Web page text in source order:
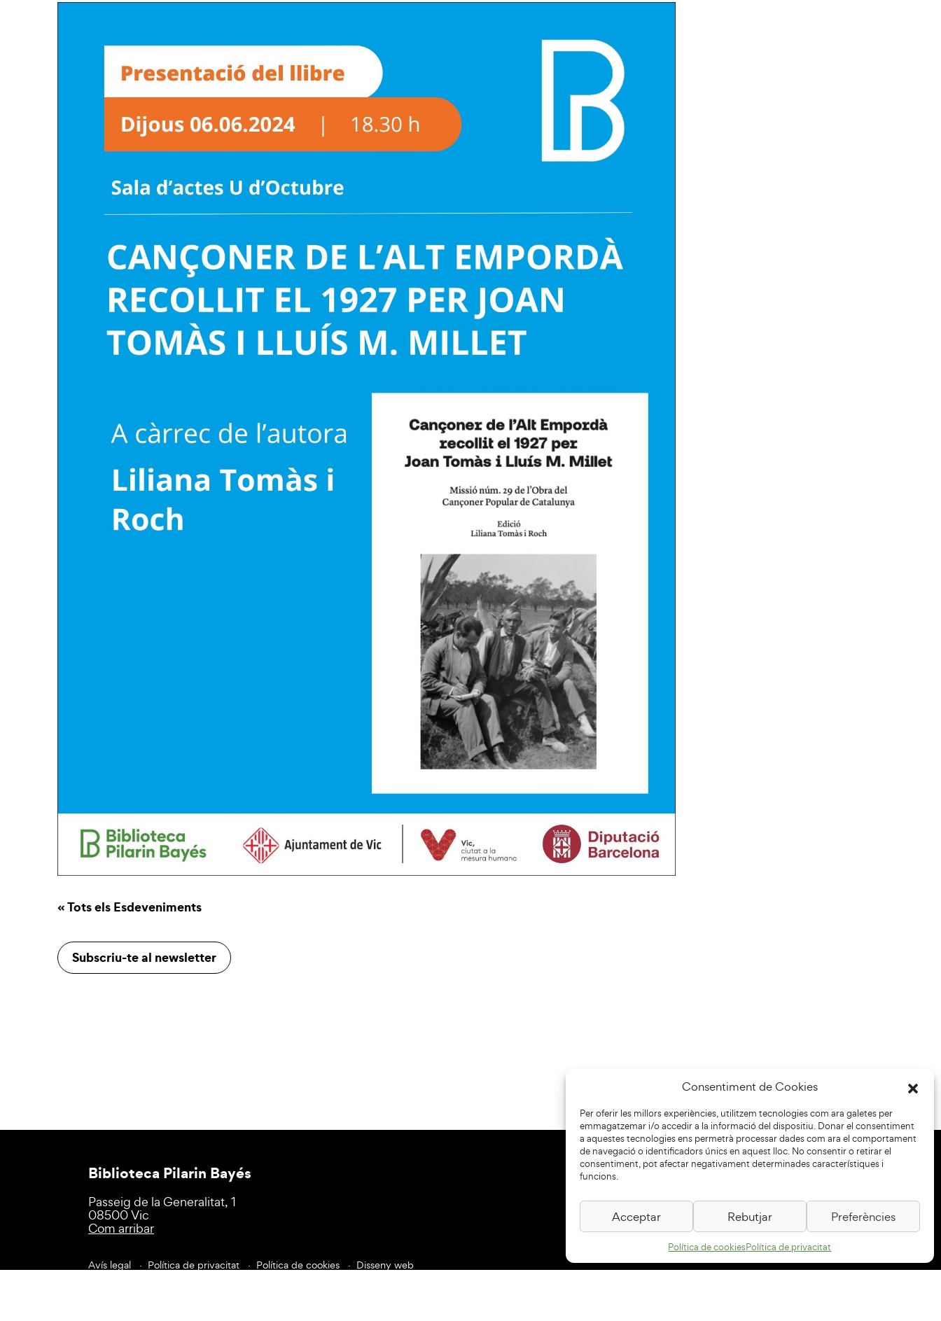
Consentiment de Cookies
Per oferir les millors experiències, utilitzem tecnologies com ara galetes per
emmagatzemar i/o accedir a la informació del dispositiu. Donar el consentiment
a aquestes tecnologies ens permetrà processar dades com ara el comportament
de navegació o identificadors únics en aquest lloc. No consentir o retirar el
consentiment, pot afectar negativament determinades característiques i
funcions.
Acceptar Rebutjar Preferències
Política de cookiesPolítica de privacitat
« Tots els Esdeveniments
Subscriu-te al newsletter
Biblioteca Pilarin Bayés
Passeig de la Generalitat, 1
08500 Vic
Com arribar
Avís legal Política de privacitat Política de cookies Disseny web
Col·laboradors: